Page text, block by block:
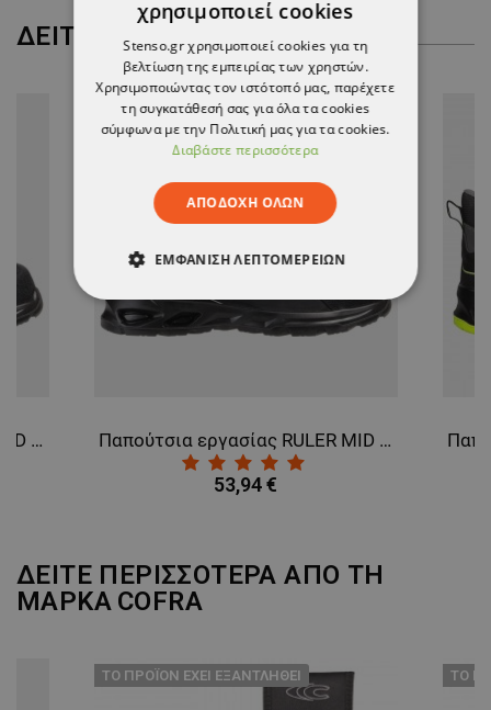
ΔΕΊΤΕ ΠΕΡΙΣΣΌΤΕΡΑ
Παπούτσια εργασίας RULER MID S3S FO SR BLACK Παπούτσια εργασίας RULER MID O2 FO SR BLACK
53,94 €
ΔΕΙΤΕ ΠΕΡΙΣΣΟΤΕΡΑ ΑΠΟ ΤΗ
ΜΑΡΚΑ COFRA
ТΟ ΠΡΟΪΌΝ ΈΧΕΙ ΕΞΑΝΤΛΗΘΕΊ ТΟ
χρησιμοποιεί cookies
Stenso.gr χρησιμοποιεί cookies για τη
βελτίωση της εμπειρίας των χρηστών.
Χρησιμοποιώντας τον ιστότοπό μας, παρέχετε
τη συγκατάθεσή σας για όλα τα cookies
σύμφωνα με την Πολιτική μας για τα cookies.
Διαβάστε περισσότερα
ΑΠΟΔΟΧΉ ΌΛΩΝ
ΕΜΦΆΝΙΣΗ ΛΕΠΤΟΜΕΡΕΙΏΝ
ΑΠΟΛΎΤΩΣ ΑΠΑΡΑΊΤΗΤΑ
ΜΗ ΤΑΞΙΝΟΜΗΜΈΝΑ